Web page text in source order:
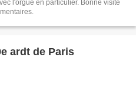
l'orgue en particulier. Bonne visite
ardt de Paris